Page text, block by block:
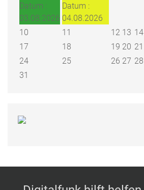
Datum :
03.08.2026
Datum :
04.08.2026
10 11 12 13 14
17
18 19 20 21
24
25 26 27 28
31